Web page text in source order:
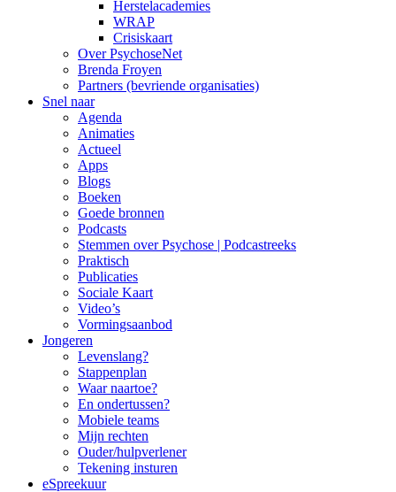
Herstelacademies
WRAP
Crisiskaart
Over PsychoseNet
Brenda Froyen
Partners (bevriende organisaties)
Snel naar
Agenda
Animaties
Actueel
Apps
Blogs
Boeken
Goede bronnen
Podcasts
Stemmen over Psychose | Podcastreeks
Praktisch
Publicaties
Sociale Kaart
Video’s
Vormingsaanbod
Jongeren
Levenslang?
Stappenplan
Waar naartoe?
En ondertussen?
Mobiele teams
Mijn rechten
Ouder/hulpverlener
Tekening insturen
eSpreekuur